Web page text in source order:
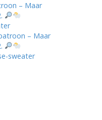
– Maar
– Maar
sweater